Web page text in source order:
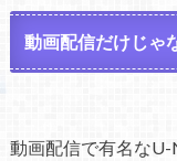
動画配信だけじゃ
動画配信で有名な